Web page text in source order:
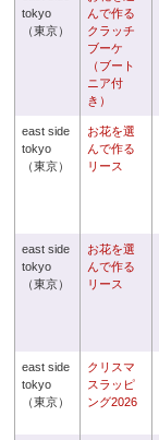
tokyo
（東京）
んで作る
クラッチ
ブーケ
（ブート
ニア付
き）
east side
tokyo
（東京）
お花を選
んで作る
リース
east side
tokyo
（東京）
お花を選
んで作る
リース
east side
tokyo
（東京）
クリスマ
スラッピ
ング2026